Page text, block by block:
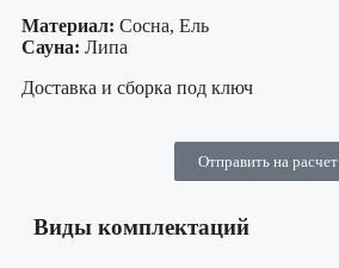
Материал: Сосна, Ель
Сауна: Липа
Доставка и сборка под ключ
Отправить на расчет
Виды комплектаций